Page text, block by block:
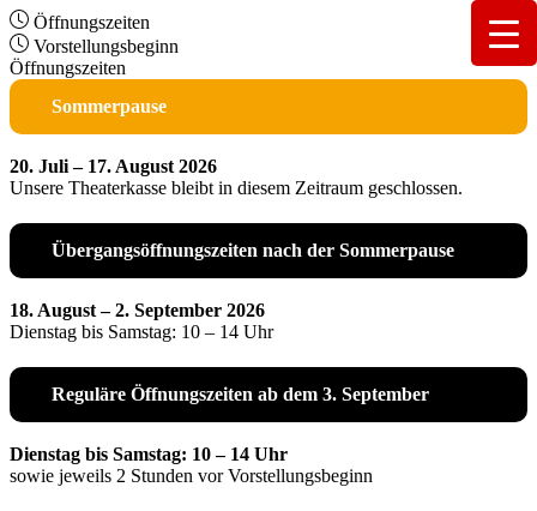
Öffnungszeiten
Vorstellungsbeginn
Öffnungszeiten
Sommerpause
20. Juli – 17. August 2026
Unsere Theaterkasse bleibt in diesem Zeitraum geschlossen.
Übergangsöffnungszeiten nach der Sommerpause
18. August – 2. September 2026
Dienstag bis Samstag: 10 – 14 Uhr
Reguläre Öffnungszeiten ab dem 3. September
Dienstag bis Samstag: 10 – 14 Uhr
sowie jeweils 2 Stunden vor Vorstellungsbeginn